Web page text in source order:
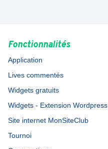
Fonctionnalités
Application
Lives commentés
Widgets gratuits
Widgets - Extension Wordpress
Site internet MonSiteClub
Tournoi